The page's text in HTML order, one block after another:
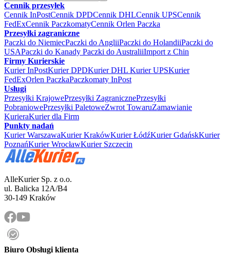
Cennik przesyłek
Cennik InPostCennik DPDCennik DHLCennik UPSCennik
FedExCennik PaczkomatyCennik Orlen Paczka
Przesyłki zagraniczne
Paczki do NiemiecPaczki do AngliiPaczki do HolandiiPaczki do
USAPaczki do Kanady Paczki do AustraliiImport z Chin
Firmy Kurierskie
Kurier InPostKurier DPDKurier DHL Kurier UPSKurier
FedExOrlen PaczkaPaczkomaty InPost
Usługi
Przesyłki KrajowePrzesyłki ZagranicznePrzesyłki
PobraniowePrzesyłki PaletoweZwrot TowaruZamawianie
KurieraKurier dla Firm
Punkty nadań
Kurier WarszawaKurier KrakówKurier ŁódźKurier GdańskKurier
PoznańKurier WrocławKurier Szczecin
AlleKurier Sp. z o.o.
ul. Balicka 12A/B4
30-149 Kraków
Biuro Obsługi klienta